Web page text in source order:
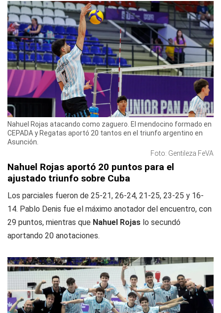
Nahuel Rojas atacando como zaguero. El mendocino formado en
CEPADA y Regatas aportó 20 tantos en el triunfo argentino en
Asunción.
Foto: Gentileza FeVA
Nahuel Rojas aportó 20 puntos para el
ajustado triunfo sobre Cuba
Los parciales fueron de 25-21, 26-24, 21-25, 23-25 y 16-
14. Pablo Denis fue el máximo anotador del encuentro, con
29 puntos, mientras que Nahuel Rojas lo secundó
aportando 20 anotaciones.